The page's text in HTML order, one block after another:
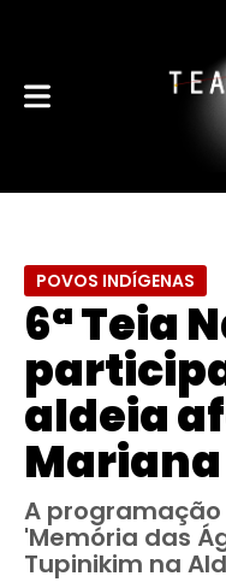
POVOS INDÍGENAS
6ª Teia
aldeia
Mariana
A
'Memória das
Tupinikim na